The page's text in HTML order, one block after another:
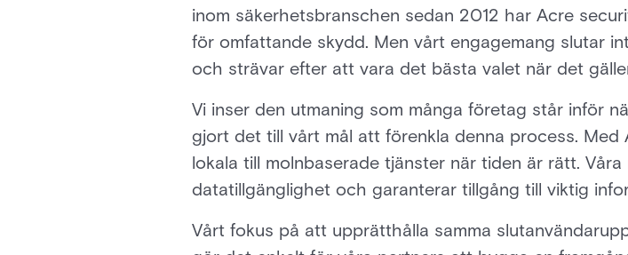
inom säkerhetsbranschen sedan 2012 har Acre
för omfattande skydd. Men vårt engagemang slutar
och strävar efter att vara det bästa valet när det
Vi inser den utmaning som många företag står inför
gjort det till vårt mål att förenkla denna process.
lokala till molnbaserade tjänster när tiden är rätt.
datatillgänglighet och garanterar tillgång till viktig
Vårt fokus på att upprätthålla samma